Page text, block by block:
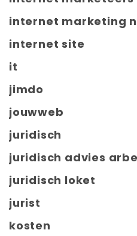
internet marketing
internet site
it
jimdo
jouwweb
juridisch
juridisch advies
juridisch loket
jurist
kosten